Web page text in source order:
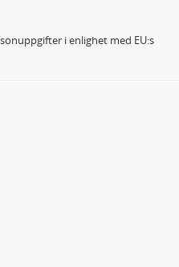
i enlighet med EU:s